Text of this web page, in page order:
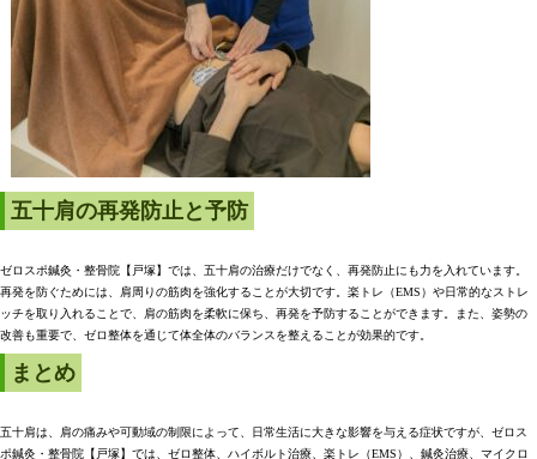
五十肩の再発防止と予防
ゼロスポ鍼灸・整骨院【戸塚】では、五十肩の治療だけでなく、再発防止にも力を入れています。
再発を防ぐためには、肩周りの筋肉を強化することが大切です。楽トレ（EMS）や日常的なストレ
ッチを取り入れることで、肩の筋肉を柔軟に保ち、再発を予防することができます。また、姿勢の
改善も重要で、ゼロ整体を通じて体全体のバランスを整えることが効果的です。
まとめ
五十肩は、肩の痛みや可動域の制限によって、日常生活に大きな影響を与える症状ですが、ゼロス
ポ鍼灸・整骨院【戸塚】では、ゼロ整体、ハイボルト治療、楽トレ（EMS）、鍼灸治療、マイクロ